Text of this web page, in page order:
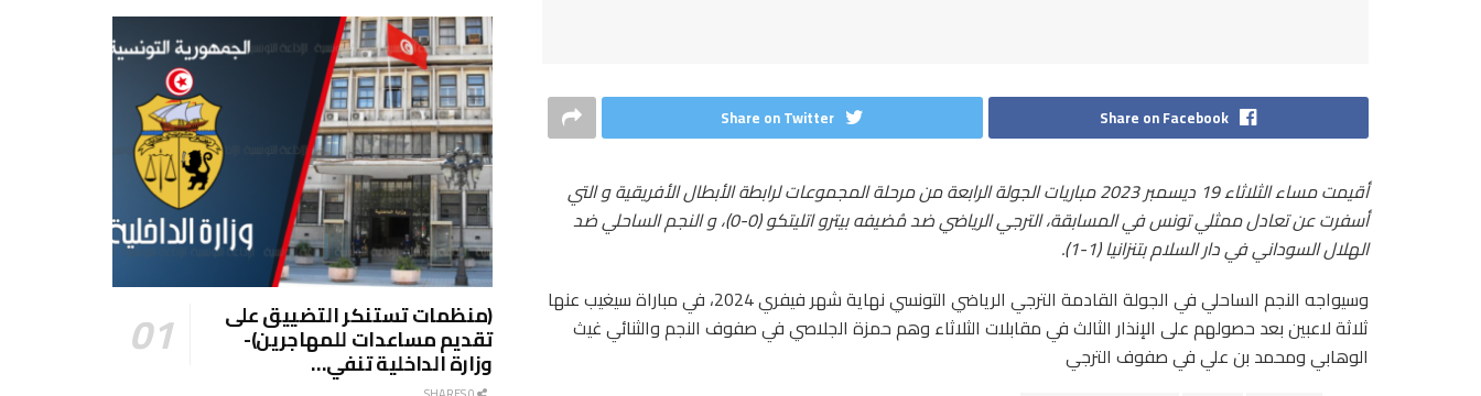
Share on Facebook
Share on Twitter
أقيمت مساء الثلاثاء 19 ديسمبر 2023 مباريات الجولة الرابعة من مرحلة المجموعات لرابطة الأبطال الأفريقية و التي
أسفرت عن تعادل ممثلي تونس في المسابقة، الترجي الرياضي ضد مُضيفه بيترو اتليتكو (0-0)، و النجم الساحلي ضد
الهلال السوداني في دار السلام بتنزانيا (1-1).
وسيواجه النجم الساحلي في الجولة القادمة الترجي الرياضي التونسي نهاية شهر فيفري 2024، في مباراة سيغيب عنها
ثلاثة لاعبين بعد حصولهم على الإنذار الثالث في مقابلات الثلاثاء وهم حمزة الجلاصي في صفوف النجم والثنائي غيث
الوهابي ومحمد بن علي في صفوف الترجي
(منظمات تستنكر التضييق على
تقديم مساعدات للمهاجرين)-
وزارة الداخلية تنفي…